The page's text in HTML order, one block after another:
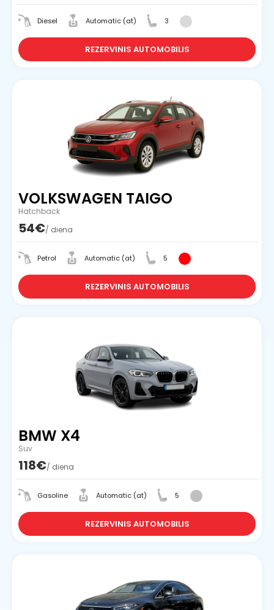
Diesel Automatic (at) 3
REZERVINIS AUTOMOBILIS
VOLKSWAGEN TAIGO
Hatchback
54€/ diena
Petrol Automatic (at) 5
REZERVINIS AUTOMOBILIS
BMW X4
Suv
118€/ diena
Gasoline Automatic (at) 5
REZERVINIS AUTOMOBILIS